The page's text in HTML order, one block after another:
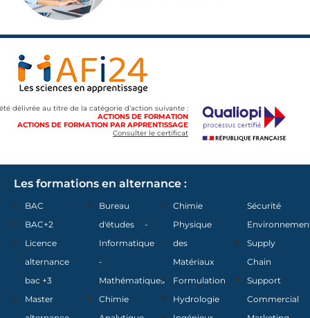
délivrée au titre de la catégorie d’action suivante :
ACTIONS DE FORMATION
ACTIONS DE FORMATION PAR APPRENTISSAGE
Consulter le certificat
Les formations en alternance :
BAC
BAC+2
Licence
alternance
bac +3
Master
Bureau
d'études -
Informatique
-
Mathématiques
Chimie
Chimie
Physique
des
Matériaux
Formulation
Hydrologie
Sécurité
Supply
Chain
Support
Commercial